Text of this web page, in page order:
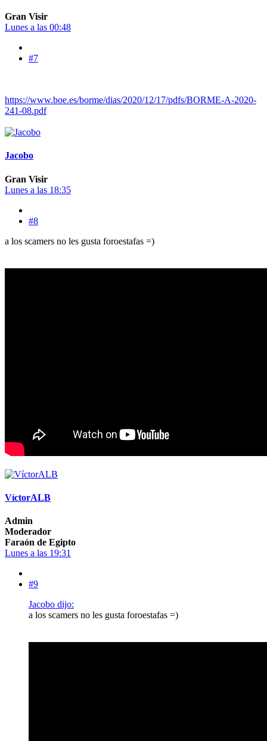
Gran Visir
Lunes a las 00:48
#7
https://www.boe.es/borme/dias/2020/12/17/pdfs/BORME-A-2020-
241-08.pdf
Jacobo
Gran Visir
Lunes a las 18:35
#8
a los scamers no les gusta foroestafas =)
VíctorALB
Admin
Moderador
Faraón de Egipto
Lunes a las 19:31
#9
Jacobo dijo:
a los scamers no les gusta foroestafas =)